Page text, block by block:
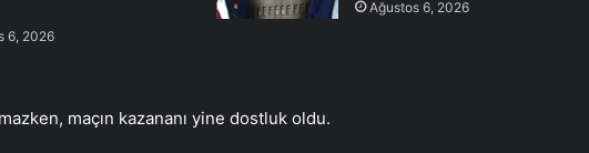
6, 2026
Ağustos 6, 2026
maçın kazananı yine dostluk oldu.